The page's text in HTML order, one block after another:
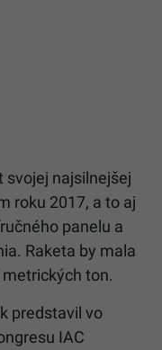
svojej najsilnejšej
roku 2017, a to aj
panelu a
Raketa by mala
ton.
predstavil vo
IAC